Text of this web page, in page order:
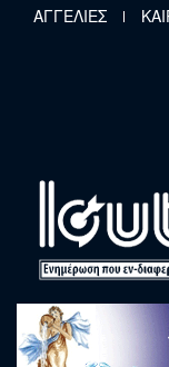
Παράκαμψη προς το
ΑΓΓΕΛΙΕΣ